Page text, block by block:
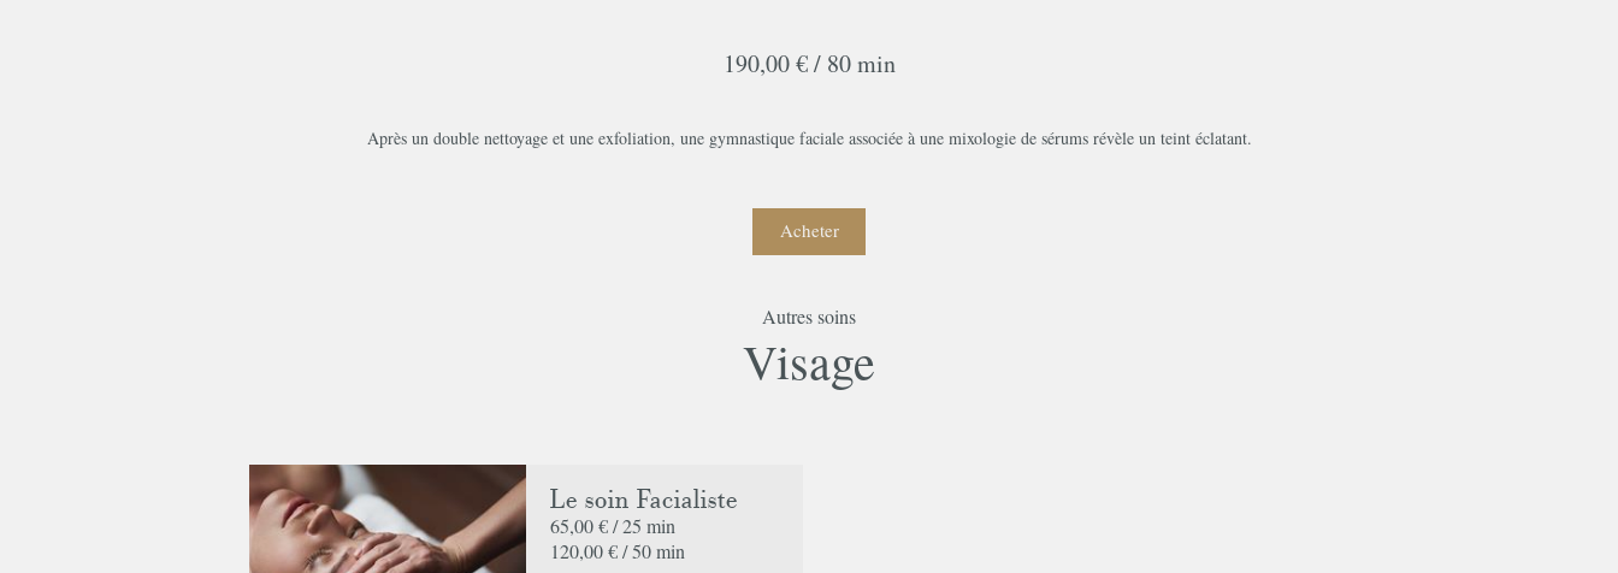
190,00 € / 80 min
Après un double nettoyage et une exfoliation, une gymnastique faciale associée à une mixologie de sérums révèle un teint éclatant.
Acheter
Commander votre bon cadeau
Spa
Quantite
Prix
70,00 €
Autres soins
Visage
Le soin Facialiste
65,00 € /25 min
120,00 € /50 min